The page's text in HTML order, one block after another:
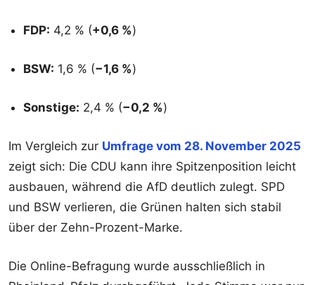
FDP: 4,2 % (+0,6 %)
BSW: 1,6 % (−1,6 %)
Sonstige: 2,4 % (−0,2 %)
Im Vergleich zur Umfrage vom 28. November 2025
zeigt sich: Die CDU kann ihre Spitzenposition leicht
ausbauen, während die AfD deutlich zulegt. SPD
und BSW verlieren, die Grünen halten sich stabil
über der Zehn-Prozent-Marke.
Die Online-Befragung wurde ausschließlich in